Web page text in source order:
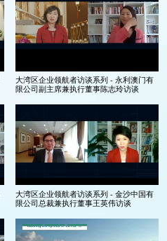
大湾区企业领航者访谈系列 - 永利澳门有
限公司副主席兼执行董事陈志玲访谈
大湾区企业领航者访谈系列 - 金沙中国有
限公司总裁兼执行董事王英伟访谈